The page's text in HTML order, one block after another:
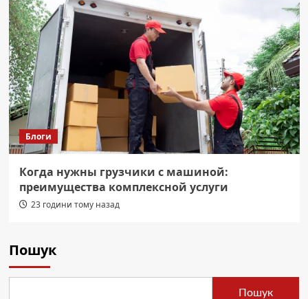
Блоги
Когда нужны грузчики с машиной:
преимущества комплексной услуги
23 години тому назад
Пошук
Пошук